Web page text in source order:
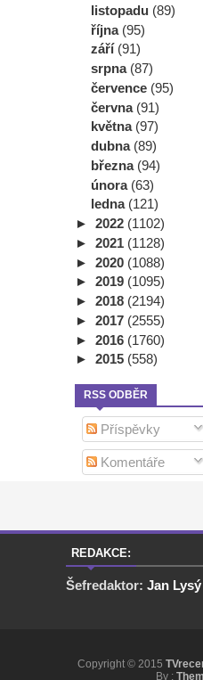
listopadu (89)
října (95)
září (91)
srpna (87)
července (95)
června (91)
května (97)
dubna (89)
března (94)
února (63)
ledna (121)
► 2022 (1102)
► 2021 (1128)
► 2020 (1088)
► 2019 (1095)
► 2018 (2194)
► 2017 (2555)
► 2016 (1760)
► 2015 (558)
RSS ODBĚR
Příspěvky
Komentáře
REDAKCE:
Šefredaktor: Jan
Copyright © 2015
By :